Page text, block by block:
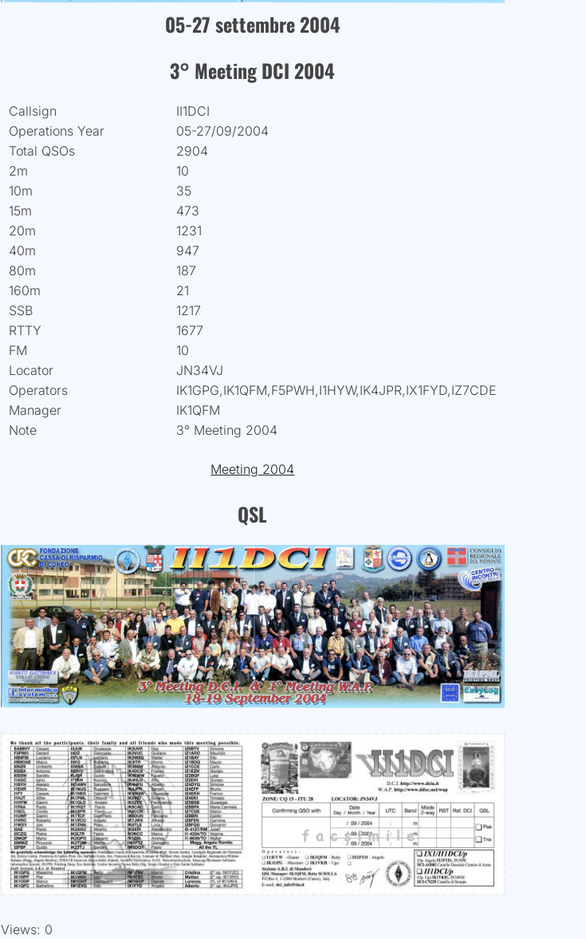
05-27 settembre 2004
3° Meeting DCI 2004
Callsign
II1DCI
Operations Year
05-27/09/2004
Total QSOs
2904
2m
10
10m
35
15m
473
20m
1231
40m
947
80m
187
160m
21
SSB
1217
RTTY
1677
FM
10
Locator
JN34VJ
Operators
IK1GPG,IK1QFM,F5PWH,I1HYW,IK4JPR,IX1FYD,IZ7CDE
Manager
IK1QFM
Note
3° Meeting 2004
Meeting 2004
QSL
Views: 0